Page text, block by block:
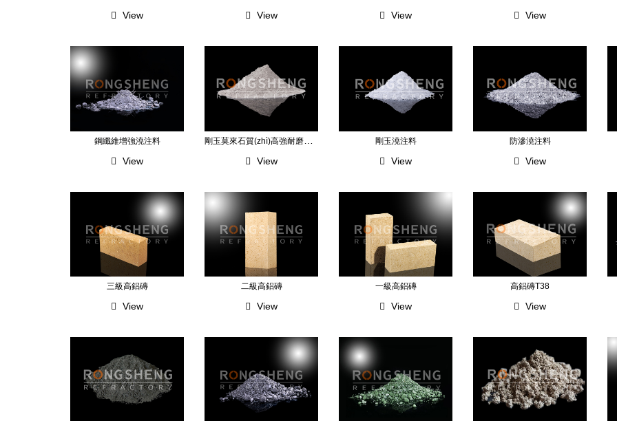
View View View View
鋼纖維增強澆注料
View
View
剛玉澆注料
View
防滲澆注料
View
三級高鋁磚
View
二級高鋁磚
View
一級高鋁磚
View
高鋁磚T38
View